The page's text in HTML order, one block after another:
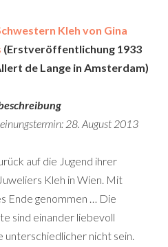
Kleh von Gina
(Erstveröffentlichung 1933
de Lange in Amsterdam)
28. August 2013
auf die Jugend ihrer
Kleh in Wien. Mit
Ende genommen … Die
sind einander liebevoll
unterschiedlicher nicht sein.